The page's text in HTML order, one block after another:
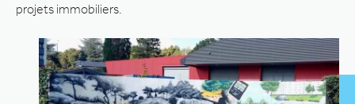
projets immobiliers.